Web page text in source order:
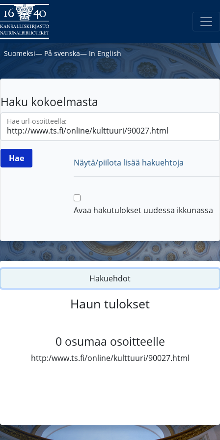
Suomeksi― På svenska― In English
Haku kokoelmasta
Hae url-osoitteella:
Näytä/piilota lisää hakuehtoja
Avaa hakutulokset uudessa ikkunassa
Hakuehdot
Haun tulokset
0 osumaa osoitteelle
http:/www.ts.fi/online/kulttuuri/90027.html